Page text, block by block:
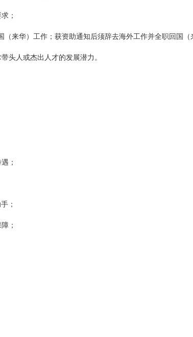
；
（来华）工作；获资助通知后须辞去海外工作并全职回国
头人或杰出人才的发展潜力。
；
；
；